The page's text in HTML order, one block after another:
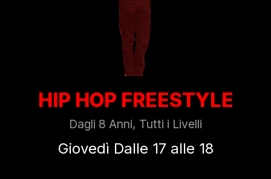
HIP HOP FREESTYLE
Dagli 8 Anni, Tutti i Livelli
Giovedì Dalle 17 alle 18